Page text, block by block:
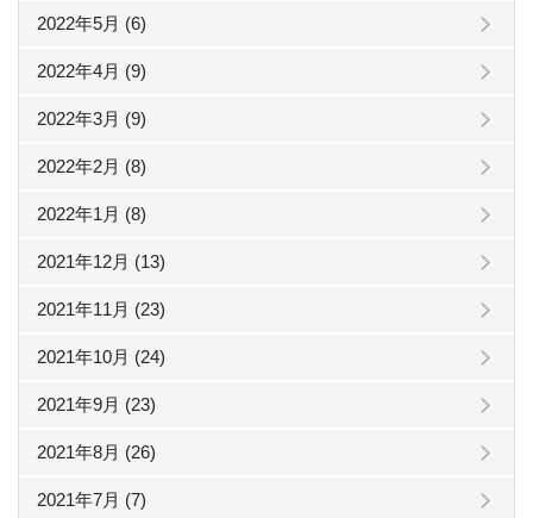
2022年5月 (6)
2022年4月 (9)
2022年3月 (9)
2022年2月 (8)
2022年1月 (8)
2021年12月 (13)
2021年11月 (23)
2021年10月 (24)
2021年9月 (23)
2021年8月 (26)
2021年7月 (7)